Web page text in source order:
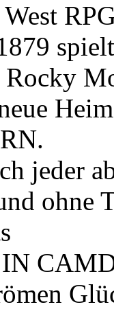
jeder
ohne